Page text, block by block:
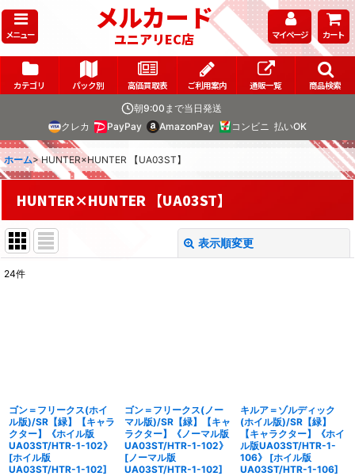
メニュー メルカード
ユニアリEC店 マイページ カート
カテゴリ パック別 高価買取表 ご利用案内 通販一覧
商品検索
朝9:00まで当日発送
クレカ
PayPay AmazonPay コンビニ 払いOK
ホーム> HUNTER×HUNTER 【UA03ST】
HUNTER×HUNTER 【UA03ST】
表示順変更
絞り込む
24件
ゴン＝フリークス(ホイ
ル版)/SR【緑】【キャラ
クター】《ホイル版
UA03ST/HTR-1-102》
[ホイル版
UA03ST/HTR-1-102]
ゴン＝フリークス(ノー
マル版)/SR【緑】【キャ
ラクター】《ノーマル版
UA03ST/HTR-1-102》
[ノーマル版
UA03ST/HTR-1-102]
キルア＝ゾルディック
(ホイル版)/SR【緑】
【キャラクター】《ホイ
ル版UA03ST/HTR-1-
106》
[ホイル版
UA03ST/HTR-1-106]